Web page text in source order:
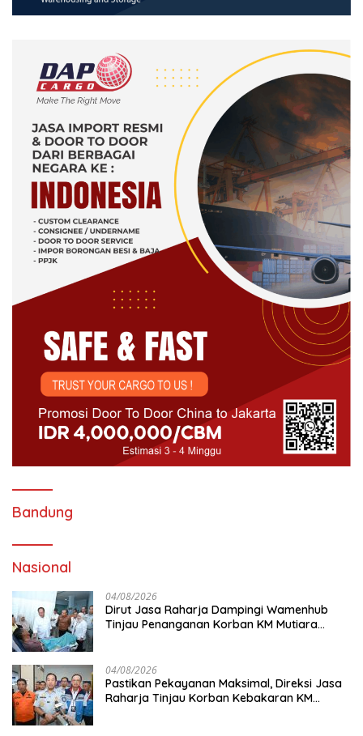
Bandung
Nasional
04/08/2026
Dirut Jasa Raharja Dampingi Wamenhub
Tinjau Penanganan Korban KM Mutiara
04/08/2026
Pastikan Pekayanan Maksimal, Direksi Jasa
Raharja Tinjau Korban Kebakaran KM